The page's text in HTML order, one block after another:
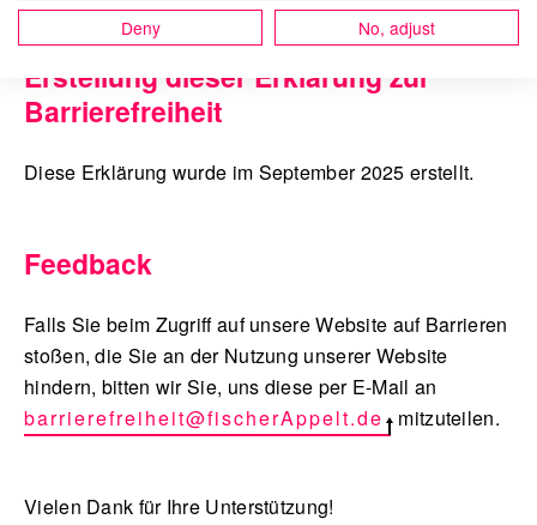
Erstellung dieser Erklärung zur
Barrierefreiheit
Diese Erklärung wurde im September 2025 erstellt.
Feedback
Falls Sie beim Zugriff auf unsere Website auf Barrieren
stoßen, die Sie an der Nutzung unserer Website
hindern, bitten wir Sie, uns diese per E-Mail an
barrierefreiheit@fischerAppelt.de
mitzuteilen.
Vielen Dank für Ihre Unterstützung!
Deny
No, adjust